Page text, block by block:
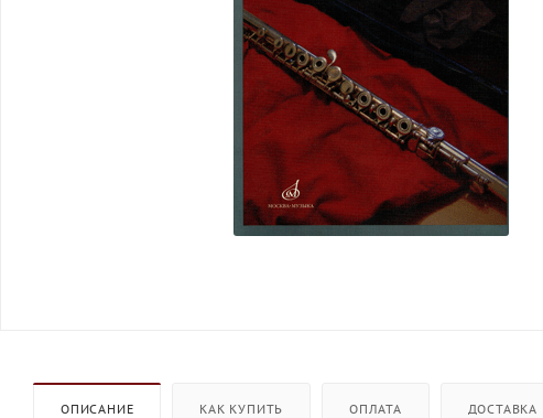
ОПИСАНИЕ КАК КУПИТЬ ОПЛАТА ДОСТАВКА